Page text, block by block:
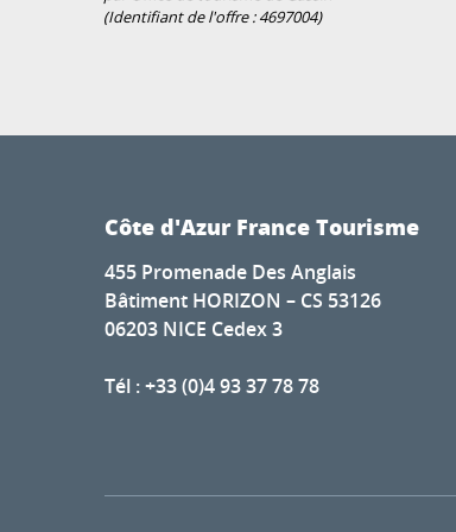
(Identifiant de l'offre :4697004)
Côte d'Azur France Tourisme
455 Promenade Des Anglais
Bâtiment HORIZON – CS 53126
06203 NICE Cedex 3
Tél : +33 (0)4 93 37 78 78